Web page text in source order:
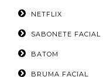
NETFLIX
SABONETE FACIAL
BATOM
BRUMA FACIAL